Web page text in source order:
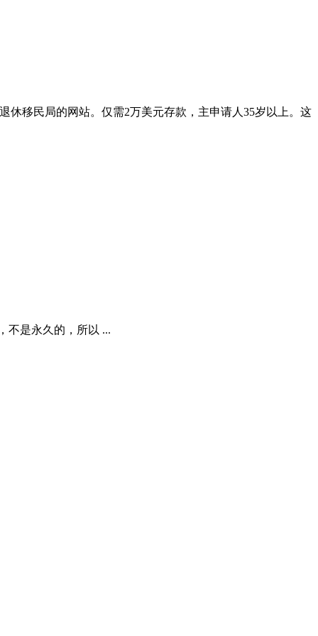
休移民局的网站。仅需2万美元存款，主申请人35岁以上。这
不是永久的，所以 ...